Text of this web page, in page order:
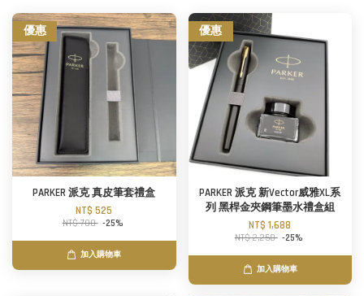
優惠
PARKER 派克 真皮筆套禮盒
NT$ 525
NT$ 700 -25%
加入購物車
優惠
PARKER 派克 新Vector威雅XL系
列 黑桿金夾鋼筆墨水禮盒組
NT$ 1,688
NT$ 2,250 -25%
加入購物車